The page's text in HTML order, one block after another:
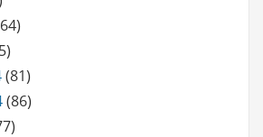
(81)
(86)